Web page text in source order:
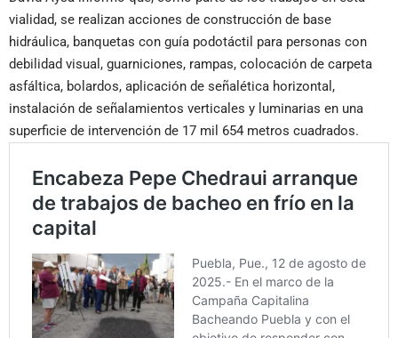
vialidad, se realizan acciones de construcción de base
hidráulica, banquetas con guía podotáctil para personas con
debilidad visual, guarniciones, rampas, colocación de carpeta
asfáltica, bolardos, aplicación de señalética horizontal,
instalación de señalamientos verticales y luminarias en una
superficie de intervención de 17 mil 654 metros cuadrados.